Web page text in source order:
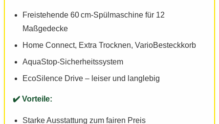
Freistehende 60 cm-Spülmaschine für 12
Maßgedecke
Home Connect, Extra Trocknen, VarioBesteckkorb
AquaStop-Sicherheitssystem
EcoSilence Drive – leiser und langlebig
Starke Ausstattung zum fairen Preis